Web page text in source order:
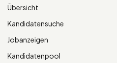
Übersicht
Kandidatensuche
Jobanzeigen
Kandidatenpool